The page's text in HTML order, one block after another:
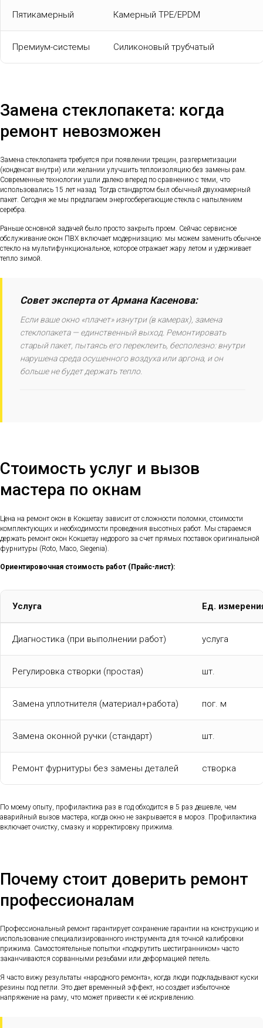
Пятикамерный Камерный TPE/EPDM
Премиум-системы Силиконовый трубчатый
Замена стеклопакета: когда
ремонт невозможен
Замена стеклопакета требуется при появлении трещин, разгерметизации
(конденсат внутри) или желании улучшить теплоизоляцию без замены рам.
Современные технологии ушли далеко вперед по сравнению с теми, что
использовались 15 лет назад. Тогда стандартом был обычный двухкамерный
пакет. Сегодня же мы предлагаем энергосберегающие стекла с напылением
серебра.
Раньше основной задачей было просто закрыть проем. Сейчас сервисное
обслуживание окон ПВХ включает модернизацию: мы можем заменить обычное
стекло на мультифункциональное, которое отражает жару летом и удерживает
тепло зимой.
Совет эксперта от Армана Касенова:
Если ваше окно «плачет» изнутри (в камерах), замена
стеклопакета — единственный выход. Ремонтировать
старый пакет, пытаясь его переклеить, бесполезно: внутри
нарушена среда осушенного воздуха или аргона, и он
больше не будет держать тепло.
Стоимость услуг и вызов
мастера по окнам
Цена на ремонт окон в Кокшетау зависит от сложности поломки, стоимости
комплектующих и необходимости проведения высотных работ. Мы стараемся
держать ремонт окон Кокшетау недорого за счет прямых поставок оригинальной
фурнитуры (Roto, Maco, Siegenia).
Ориентировочная стоимость работ (Прайс-лист):
Услуга Ед.
Диагностика (при выполнении работ) услуга
Регулировка створки (простая) шт.
Замена уплотнителя (материал+работа) пог. м
Замена оконной ручки (стандарт) шт.
Ремонт фурнитуры без замены деталей створка
По моему опыту, профилактика раз в год обходится в 5 раз дешевле, чем
аварийный вызов мастера, когда окно не закрывается в мороз. Профилактика
включает очистку, смазку и корректировку прижима.
Почему стоит доверить ремонт
профессионалам
Профессиональный ремонт гарантирует сохранение гарантии на конструкцию и
использование специализированного инструмента для точной калибровки
прижима. Самостоятельные попытки «подкрутить шестигранником» часто
заканчиваются сорванными резьбами или деформацией петель.
Я часто вижу результаты «народного ремонта», когда люди подкладывают куски
резины под петли. Это дает временный эффект, но создает избыточное
напряжение на раму, что может привести к её искривлению.